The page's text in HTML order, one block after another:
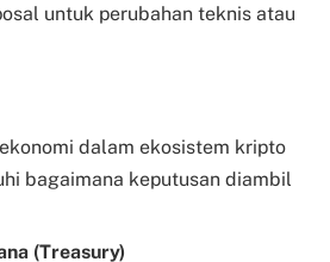
untuk perubahan teknis atau
dalam ekosistem kripto
bagaimana keputusan diambil
(Treasury)